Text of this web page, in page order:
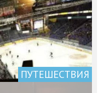
ПУТЕШЕСТВИЯ